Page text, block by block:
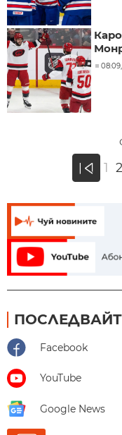
« 1 2
Facebook
YouTube
Google News